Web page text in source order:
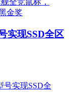
实现SSD全区